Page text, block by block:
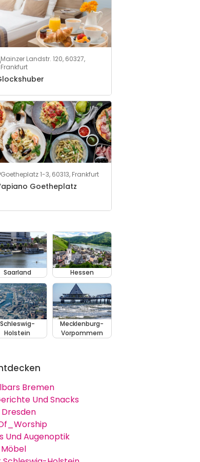
Mainzer Landstr. 120, 60327,
Frankfurt
Goetheplatz 1-3, 60313, Frankfurt
Goetheplatz
Saarland Hessen
Schleswig-
Holstein
Mecklenburg-
Vorpommern
Bremen
Und Snacks
Und Augenoptik